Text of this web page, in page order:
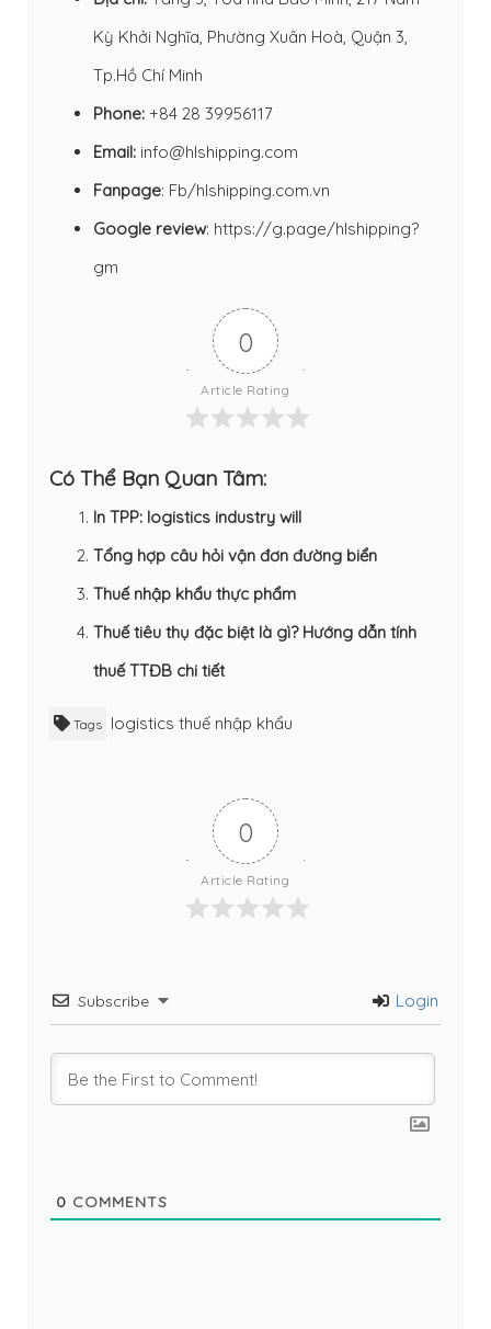
Kỳ Khởi Nghĩa, Phường Xuân Hoà, Quận 3,
Tp.Hồ Chí Minh
Phone: +84 28 39956117
Email: info@hlshipping.com
Fanpage: Fb/hlshipping.com.vn
Google review: https://g.page/hlshipping?
gm
0
Article Rating
Có Thể Bạn Quan Tâm:
In TPP: logistics industry will
Tổng hợp câu hỏi vận đơn đường biển
Thuế nhập khẩu thực phẩm
Thuế tiêu thụ đặc biệt là gì? Hướng dẫn tính
thuế TTĐB chi tiết
Tags logistics thuế nhập khẩu
0
Article Rating
Subscribe Login
0 COMMENTS